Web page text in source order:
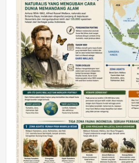
DAERAH
Astra Motor
Mahasiswa
Honda SDGs Future
Jumat, 10 Jul 2026 19:01